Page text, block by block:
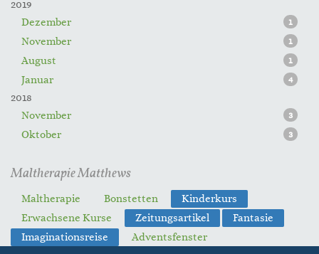
2019
Dezember
1
November 1
August 1
Januar 4
2018
November
3
Oktober 3
Maltherapie Matthews
Maltherapie Bonstetten
Kinderkurs
Erwachsene Kurse
Zeitungsartikel
Fantasie
Imaginationsreise
Adventsfenster